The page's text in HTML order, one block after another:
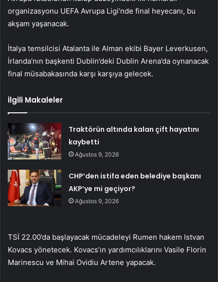
organizasyonu UEFA Avrupa Ligi’nde final heyecanı, bu
akşam yaşanacak.
İtalya temsilcisi Atalanta ile Alman ekibi Bayer Leverkusen,
İrlanda’nın başkenti Dublin’deki Dublin Arena’da oynanacak
final müsabakasında karşı karşıya gelecek.
İlgili Makaleler
Traktörün altında kalan çift hayatını
kaybetti
Ağustos 9, 2026
CHP’den istifa eden belediye başkanı
AKP’ye mi geçiyor?
Ağustos 9, 2026
TSİ 22.00’da başlayacak mücadeleyi Rumen hakem Istvan
Kovacs yönetecek. Kovacs’ın yardımcılıklarını Vasile Florin
Marinescu ve Mihai Ovidiu Artene yapacak.